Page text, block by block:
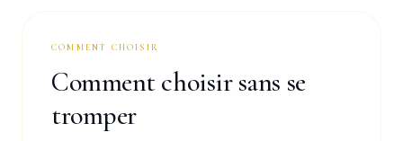
COMMENT CHOISIR
Comment choisir sans se
tromper